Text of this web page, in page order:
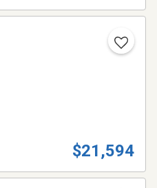
$21,594